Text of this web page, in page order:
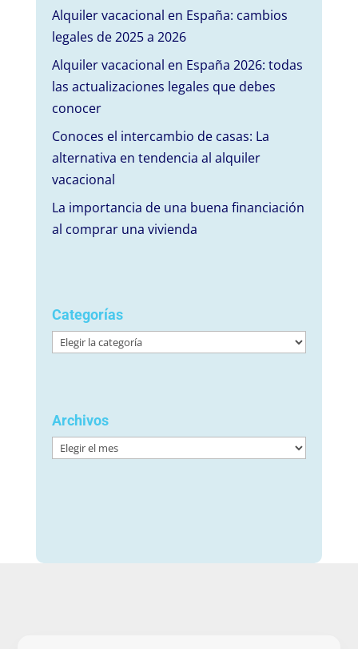
Alquiler vacacional en España: cambios
legales de 2025 a 2026
Alquiler vacacional en España 2026: todas
las actualizaciones legales que debes
conocer
Conoces el intercambio de casas: La
alternativa en tendencia al alquiler
vacacional
La importancia de una buena financiación
al comprar una vivienda
Categorías
Categorías
Archivos
Archivos